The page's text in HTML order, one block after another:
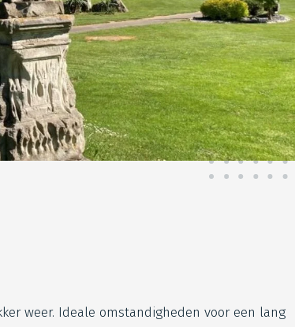
weer. Ideale omstandigheden voor een lang